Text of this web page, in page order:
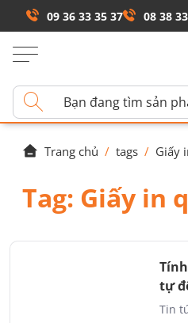
09 36 33 35 37 08 38
Trang chủ / tags / Giấy
Tag: Giấy in
tự
Tin